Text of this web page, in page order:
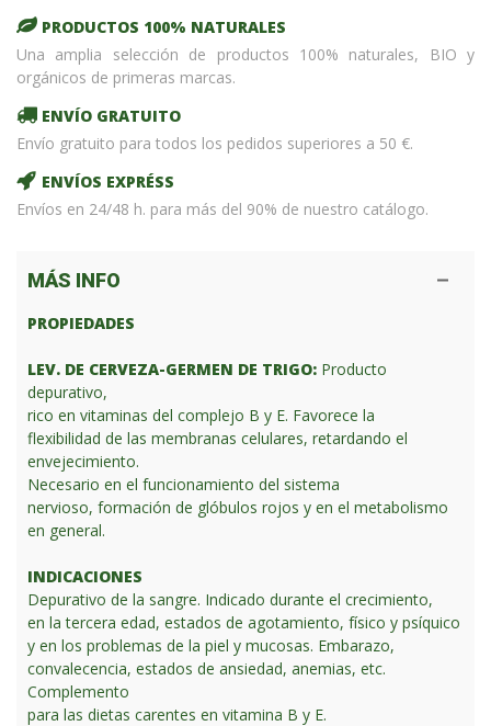
PRODUCTOS 100% NATURALES
Una amplia selección de productos 100% naturales, BIO y
orgánicos de primeras marcas.
ENVÍO GRATUITO
Envío gratuito para todos los pedidos superiores a 50 €.
ENVÍOS EXPRÉSS
Envíos en 24/48 h. para más del 90% de nuestro catálogo.
MÁS INFO
PROPIEDADES
LEV. DE CERVEZA-GERMEN DE TRIGO: Producto
depurativo,
rico en vitaminas del complejo B y E. Favorece la
flexibilidad de las membranas celulares, retardando el
envejecimiento.
Necesario en el funcionamiento del sistema
nervioso, formación de glóbulos rojos y en el metabolismo
en general.
INDICACIONES
Depurativo de la sangre. Indicado durante el crecimiento,
en la tercera edad, estados de agotamiento, físico y psíquico
y en los problemas de la piel y mucosas. Embarazo,
convalecencia, estados de ansiedad, anemias, etc.
Complemento
para las dietas carentes en vitamina B y E.